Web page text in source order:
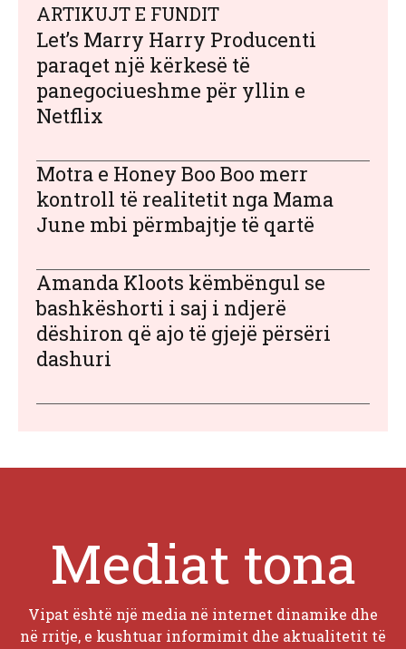
ARTIKUJT E FUNDIT
Let’s Marry Harry Producenti
paraqet një kërkesë të
panegociueshme për yllin e
Netflix
Motra e Honey Boo Boo merr
kontroll të realitetit nga Mama
June mbi përmbajtje të qartë
Amanda Kloots këmbëngul se
bashkëshorti i saj i ndjerë
dëshiron që ajo të gjejë përsëri
dashuri
Mediat tona
Vipat është një media në internet dinamike dhe
në rritje, e kushtuar informimit dhe aktualitetit të